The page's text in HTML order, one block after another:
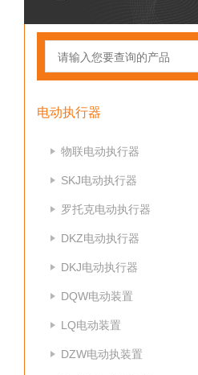
电动执行器
物联电动执行器
SKJ电动执行器
罗托克电动执行器
DKZ电动执行器
DKJ电动执行器
DQW电动装置
LQ电动装置
DZW电动执装置